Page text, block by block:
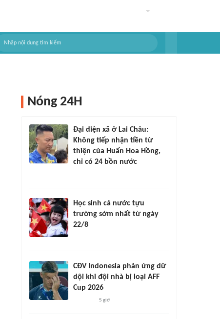
Nóng 24H
Đại diện xã ở Lai Châu:
Không tiếp nhận tiền từ
thiện của Huấn Hoa Hồng,
chỉ có 24 bồn nước
Học sinh cả nước tựu
trường sớm nhất từ ngày
22/8
CĐV Indonesia phản ứng dữ
dội khi đội nhà bị loại AFF
Cup 2026
5 giờ